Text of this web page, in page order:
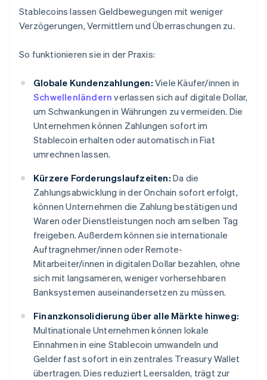
Stablecoins lassen Geldbewegungen mit weniger
Verzögerungen, Vermittlern und Überraschungen zu.
So funktionieren sie in der Praxis:
Globale Kundenzahlungen: Viele Käufer/innen in
Schwellenländern verlassen sich auf digitale Dollar,
um Schwankungen in Währungen zu vermeiden. Die
Unternehmen können Zahlungen sofort im
Stablecoin erhalten oder automatisch in Fiat
umrechnen lassen.
Kürzere Forderungslaufzeiten: Da die
Zahlungsabwicklung in der Onchain sofort erfolgt,
können Unternehmen die Zahlung bestätigen und
Waren oder Dienstleistungen noch am selben Tag
freigeben. Außerdem können sie internationale
Auftragnehmer/innen oder Remote-
Mitarbeiter/innen in digitalen Dollar bezahlen, ohne
sich mit langsameren, weniger vorhersehbaren
Banksystemen auseinandersetzen zu müssen.
Finanzkonsolidierung über alle Märkte hinweg:
Multinationale Unternehmen können lokale
Einnahmen in eine Stablecoin umwandeln und
Gelder fast sofort in ein zentrales Treasury Wallet
übertragen. Dies reduziert Leersalden, trägt zur